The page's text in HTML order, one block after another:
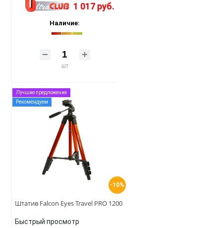
1 017 руб.
Наличие:
шт
-10%
Лучшие предложения
Рекомендуем
Штатив Falcon Eyes Travel PRO 1200
Быстрый просмотр